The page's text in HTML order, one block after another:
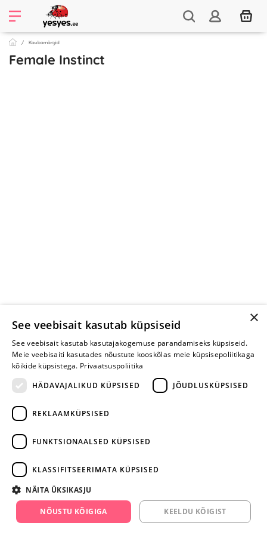
Kaubamärgid
Female Instinct
facebook.com/yesyes.ee
Instagram/yesyes.ee
×
See veebisait kasutab küpsiseid
See veebisait kasutab kasutajakogemuse parandamiseks küpsiseid.
Meie veebisaiti kasutades nõustute kooskõlas meie küpsisepoliitikaga
kõikide küpsistega. Privaatsuspoliitika
HÄDAVAJALIKUD KÜPSISED
JÕUDLUSKÜPSISED
REKLAAMKÜPSISED
FUNKTSIONAALSED KÜPSISED
KLASSIFITSEERIMATA KÜPSISED
NÄITA ÜKSIKASJU
NÕUSTU KÕIGIGA KEELDU KÕIGIST